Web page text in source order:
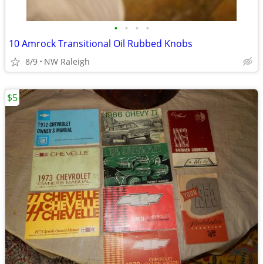
• • • •
10 Amrock Transitional Oil Rubbed Knobs
8/9 NW Raleigh
$5